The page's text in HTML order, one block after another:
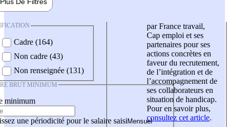
Cadre (164)
Non cadre (43)
Non renseignée (131)
BRUT MINIMUM
minimum
une périodicité pour le salaire saisi
par France travail,
Cap emploi et ses
partenaires pour ses
actions concrètes en
faveur du recrutement,
de l’intégration et de
l’accompagnement de
ses collaborateurs en
situation de handicap.
Pour en savoir plus,
consultez cet article.